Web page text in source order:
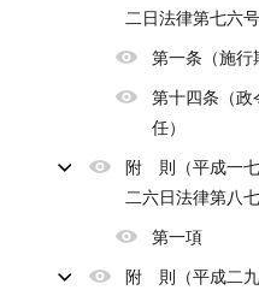
二日法律第七六号
第一条（施行
第十四条（政
任）
附 則（平成一
二六日法律第八七
第一項
附 則（平成二